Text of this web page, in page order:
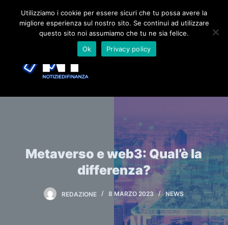
Metaverso e web3: Qual’è la
differenza?
REDAZIONE 8 MARZO 2023 NEWS
Utilizziamo i cookie per essere sicuri che tu possa avere la
migliore esperienza sul nostro sito. Se continui ad utilizzare
questo sito noi assumiamo che tu ne sia felice.
Ok
Privacy policy